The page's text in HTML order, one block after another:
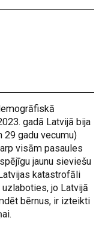
gadā Latvijā bija
29 gadu vecumu)
visām pasaules
jaunu sieviešu
katastrofāli
jo Latvijā
bērnus, ir izteikti